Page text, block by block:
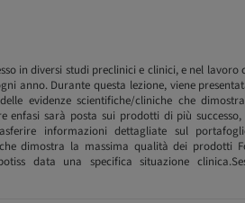
in diversi studi preclinici e clinici, e nel lavoro
anno. Durante questa lezione, viene
evidenze scientifiche/cliniche che
enfasi sarà posta sui prodotti di più successo,
informazioni dettagliate sul
dimostra la massima qualità dei prodotti
data una specifica situazione